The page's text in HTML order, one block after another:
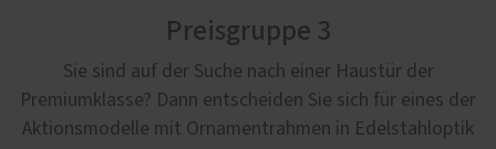
Preisgruppe 3
Sie sind auf der Suche nach einer Haustür der
Premiumklasse? Dann entscheiden Sie sich für eines der
Aktionsmodelle mit Ornamentrahmen in Edelstahloptik